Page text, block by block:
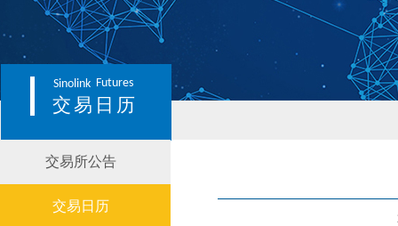
Sinolink Futures
交易日历
交易所公告
交易日历